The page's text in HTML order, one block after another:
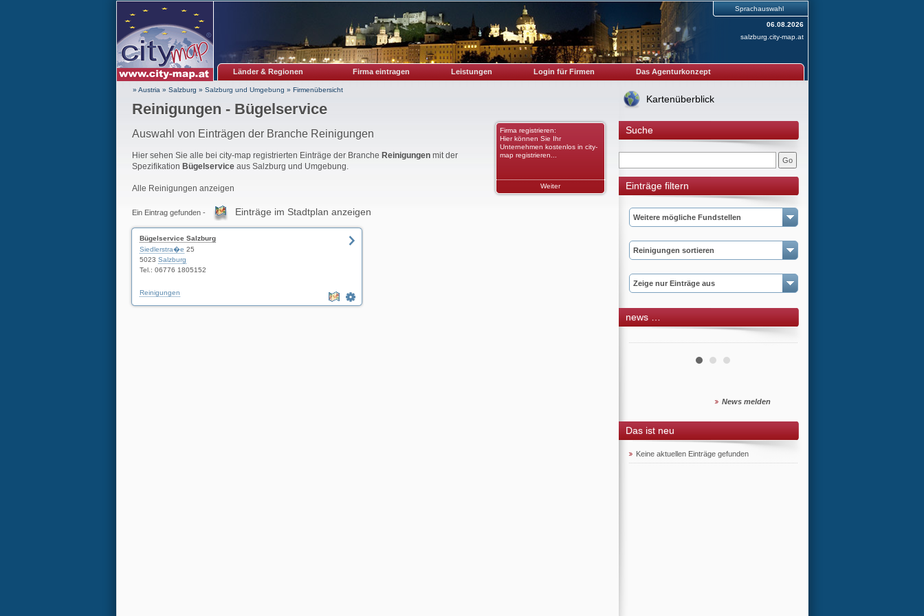
Sprachauswahl
06.08.2026
salzburg.city-map.at
Länder & Regionen Firma eintragen Leistungen Login für Firmen Das Agenturkonzept
» Austria » Salzburg » Salzburg und Umgebung » Firmenübersicht
Reinigungen - Bügelservice
Auswahl von Einträgen der Branche Reinigungen
Firma registrieren:
Hier können Sie Ihr
Unternehmen kostenlos in city-
map registrieren...
Weiter
Hier sehen Sie alle bei city-map registrierten Einträge der Branche Reinigungenmit der
Spezifikation Bügelserviceaus Salzburg und Umgebung.
Alle Reinigungen anzeigen
Ein Eintrag gefunden - Einträge im Stadtplan anzeigen
Bügelservice Salzburg
Siedlerstra�e 25
5023 Salzburg
Tel.: 06776 1805152
Reinigungen
Kartenüberblick
Suche
Einträge filtern
Weitere mögliche Fundstellen
Reinigungen sortieren
Zeige nur Einträge aus
news …
News melden
Das ist neu
Keine aktuellen Einträge gefunden